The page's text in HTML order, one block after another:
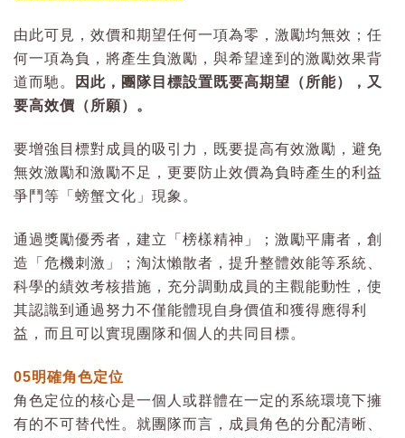
由此可見，效價和期望任何一項為零，激勵均無效；任
何一項為負，將產生負激勵，與希望達到的激勵效果背
道而馳。
因此，團隊目標設置既要高期望（所能），又
要高效價（所願）。
要增強目標對成員的吸引力，既要提高有效激勵，避免
無效激勵和激勵不足，更要防止效價為負時產生的利益
爭鬥等「螃蟹文化」現象。
通過獎勵優秀者，建立「榜樣精神」；激勵平庸者，創
造「危機刺激」；淘汰懶散者，提升整體效能等系統、
科學的績效考核措施，充分調動成員的主觀能動性，使
其認識到通過努力不僅能體現自身價值和獲得應得利
益，而且可以實現團隊和個人的共同目標。
05明確角色定位
角色定位的核心是一個人或群體在一定的系統環境下擁
有的不可替代性。就團隊而言，成員角色的分配清晰、